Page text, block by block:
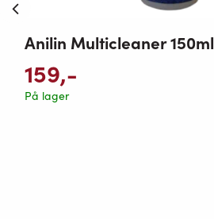
Anilin Multicleaner 150ml
159,-
På lager